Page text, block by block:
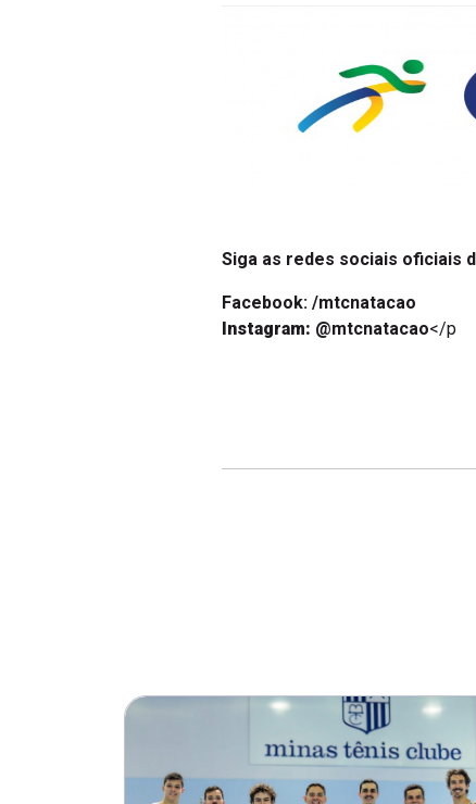
Siga as redes sociais oficiais
Facebook: /mtcnatacao
Instagram: @mtcnatacao</p